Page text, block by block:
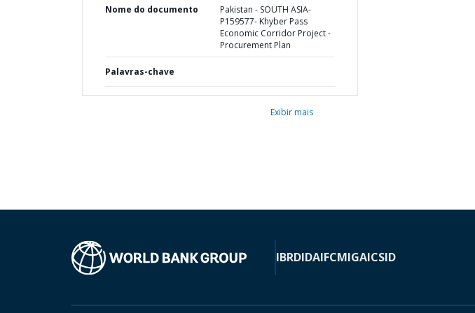
Nome do documento
Pakistan - SOUTH ASIA-
P159577- Khyber Pass
Economic Corridor Project -
Procurement Plan
Palavras-chave
Exibir mais
IBRDIDAIFCMIGAICSID